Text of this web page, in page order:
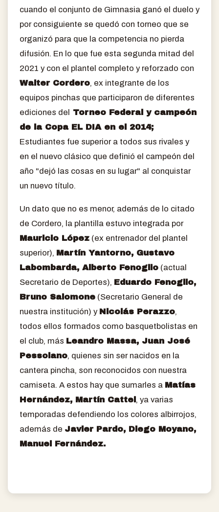
cuando el conjunto de Gimnasia ganó el duelo y
por consiguiente se quedó con torneo que se
organizó para que la competencia no pierda
difusión. En lo que fue esta segunda mitad del
2021 y con el plantel completo y reforzado con
Walter Cordero, ex integrante de los
equipos pinchas que participaron de diferentes
ediciones del Torneo Federal y campeón
de la Copa EL DIA en el 2014;
Estudiantes fue superior a todos sus rivales y
en el nuevo clásico que definió el campeón del
año "dejó las cosas en su lugar" al conquistar
un nuevo título.
Un dato que no es menor, además de lo citado
de Cordero, la plantilla estuvo integrada por
Mauricio López (ex entrenador del plantel
superior), Martín Yantorno, Gustavo
Labombarda, Alberto Fenoglio (actual
Secretario de Deportes), Eduardo Fenoglio,
Bruno Salomone (Secretario General de
nuestra institución) y Nicolás Perazzo,
todos ellos formados como basquetbolistas en
el club, más Leandro Massa, Juan José
Pessolano, quienes sin ser nacidos en la
cantera pincha, son reconocidos con nuestra
camiseta. A estos hay que sumarles a Matías
Hernández, Martín Cattel, ya varias
temporadas defendiendo los colores albirrojos,
además de Javier Pardo, Diego Moyano,
Manuel Fernández.